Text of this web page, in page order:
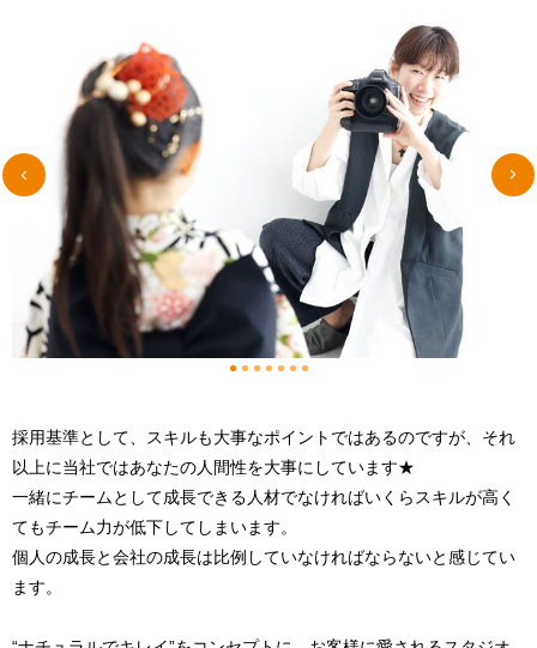
1234567
採用基準として、スキルも大事なポイントではあるのですが、それ
以上に当社ではあなたの人間性を大事にしています★
一緒にチームとして成長できる人材でなければいくらスキルが高く
てもチーム力が低下してしまいます。
個人の成長と会社の成長は比例していなければならないと感じてい
ます。